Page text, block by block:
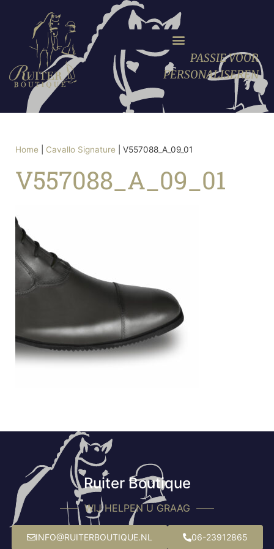
PASSIE VOOR
PERSONALISEREN
Home Cavallo Signature V557088_A_09_01
V557088_A_09_01
Ruiter Boutique
WIJ HELPEN U GRAAG
INFO@RUITERBOUTIQUE.NL 06-23912865